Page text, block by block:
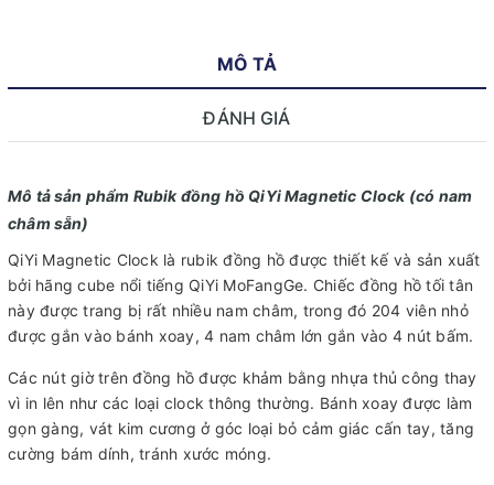
MÔ TẢ
ĐÁNH GIÁ
Mô tả sản phẩm Rubik đồng hồ QiYi Magnetic Clock (có nam
châm sẵn)
QiYi Magnetic Clock là rubik đồng hồ được thiết kế và sản xuất
bởi hãng cube nổi tiếng QiYi MoFangGe. Chiếc đồng hồ tối tân
này được trang bị rất nhiều nam châm, trong đó 204 viên nhỏ
được gắn vào bánh xoay, 4 nam châm lớn gắn vào 4 nút bấm.
Các nút giờ trên đồng hồ được khảm bằng nhựa thủ công thay
vì in lên như các loại clock thông thường. Bánh xoay được làm
gọn gàng, vát kim cương ở góc loại bỏ cảm giác cấn tay, tăng
cường bám dính, tránh xước móng.